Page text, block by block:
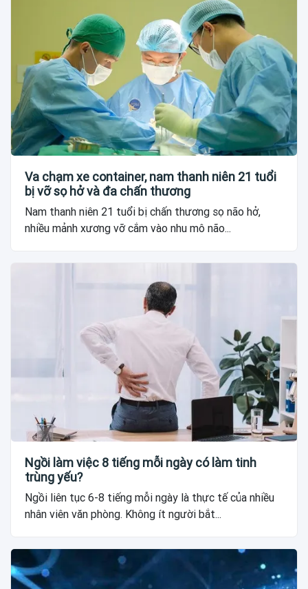
Va chạm xe container, nam thanh niên 21 tuổi
bị vỡ sọ hở và đa chấn thương
Nam thanh niên 21 tuổi bị chấn thương sọ não hở,
nhiều mảnh xương vỡ cắm vào nhu mô não...
Ngồi làm việc 8 tiếng mỗi ngày có làm tinh
trùng yếu?
Ngồi liên tục 6-8 tiếng mỗi ngày là thực tế của nhiều
nhân viên văn phòng. Không ít người bắt...